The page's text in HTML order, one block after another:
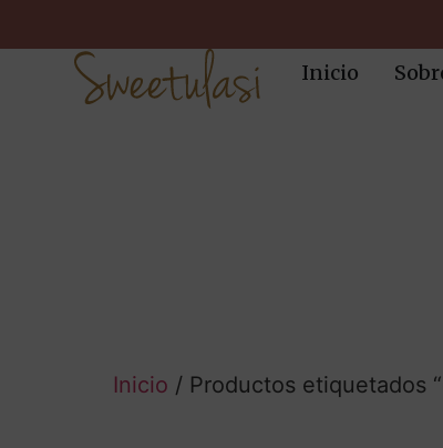
Inicio
Inicio / Productos etiquetados